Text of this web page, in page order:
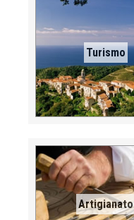
Turismo
Artigianato